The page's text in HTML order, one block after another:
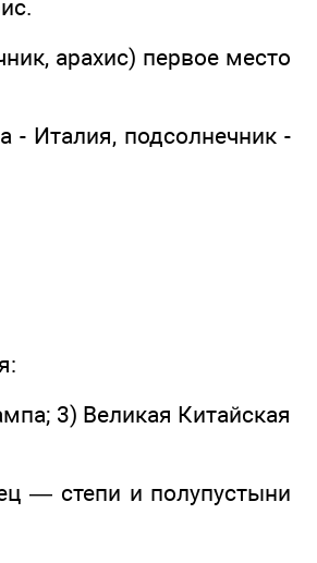
арахис) первое место
Италия, подсолнечник -
3) Великая Китайская
— степи и полупустыни